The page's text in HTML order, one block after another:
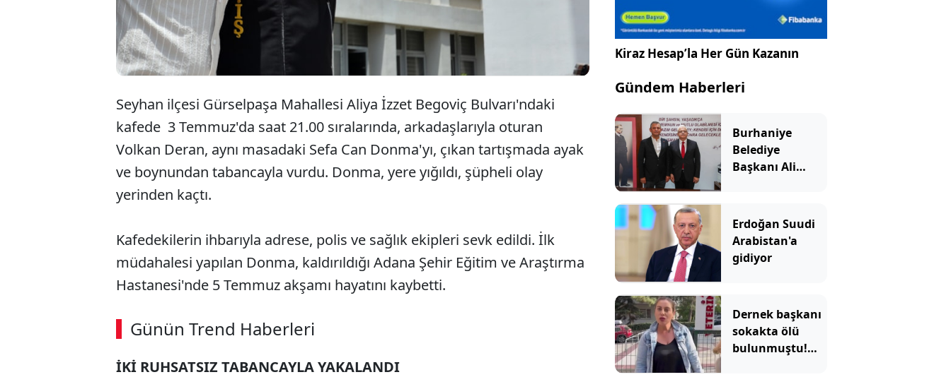
Seyhan ilçesi Gürselpaşa Mahallesi Aliya İzzet Begoviç Bulvarı'ndaki
kafede 3 Temmuz'da saat 21.00 sıralarında, arkadaşlarıyla oturan
Volkan Deran, aynı masadaki Sefa Can Donma'yı, çıkan tartışmada ayak
ve boynundan tabancayla vurdu. Donma, yere yığıldı, şüpheli olay
yerinden kaçtı.
Kafedekilerin ihbarıyla adrese, polis ve sağlık ekipleri sevk edildi. İlk
müdahalesi yapılan Donma, kaldırıldığı Adana Şehir Eğitim ve Araştırma
Hastanesi'nde 5 Temmuz akşamı hayatını kaybetti.
Günün Trend Haberleri
İKİ RUHSATSIZ TABANCAYLA YAKALANDI
Kiraz Hesap’la Her Gün Kazanın
Gündem Haberleri
Burhaniye
Belediye
Başkanı Ali
katıldı
Erdoğan Suudi
Arabistan'a
gidiyor
Dernek başkanı
sokakta ölü
bulunmuştu!